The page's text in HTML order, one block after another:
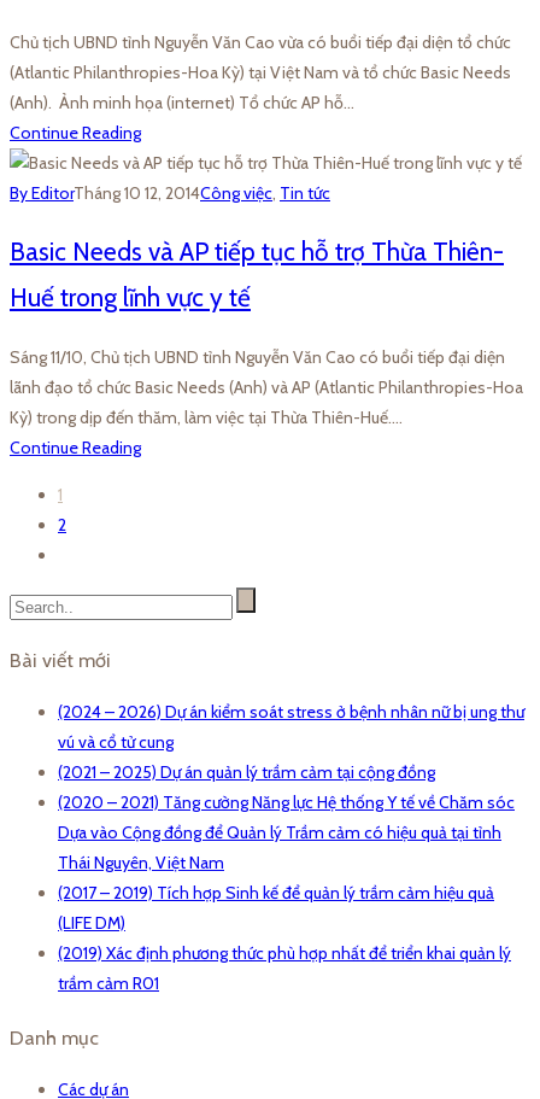
Chủ tịch UBND tỉnh Nguyễn Văn Cao vừa có buổi tiếp đại diện tổ chức
(Atlantic Philanthropies-Hoa Kỳ) tại Việt Nam và tổ chức Basic Needs
(Anh). Ảnh minh họa (internet) Tổ chức AP hỗ…
Continue Reading
By EditorTháng 10 12, 2014Công việc, Tin tức
Basic Needs và AP tiếp tục hỗ trợ Thừa Thiên-
Huế trong lĩnh vực y tế
Sáng 11/10, Chủ tịch UBND tỉnh Nguyễn Văn Cao có buổi tiếp đại diện
lãnh đạo tổ chức Basic Needs (Anh) và AP (Atlantic Philanthropies-Hoa
Kỳ) trong dịp đến thăm, làm việc tại Thừa Thiên-Huế.…
Continue Reading
1
2
Bài viết mới
(2024 – 2026) Dự án kiểm soát stress ở bệnh nhân nữ bị ung thư
vú và cổ tử cung
(2021 – 2025) Dự án quản lý trầm cảm tại cộng đồng
(2020 – 2021) Tăng cường Năng lực Hệ thống Y tế về Chăm sóc
Dựa vào Cộng đồng để Quản lý Trầm cảm có hiệu quả tại tỉnh
Thái Nguyên, Việt Nam
(2017 – 2019) Tích hợp Sinh kế để quản lý trầm cảm hiệu quả
(LIFE DM)
(2019) Xác định phương thức phù hợp nhất để triển khai quản lý
trầm cảm R01
Danh mục
Các dự án